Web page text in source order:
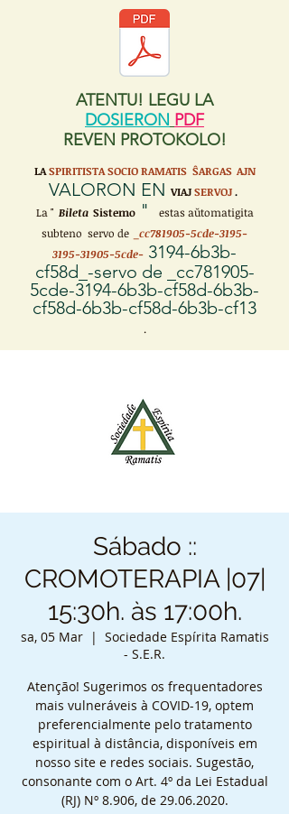
ATENTU! LEGU LA
DOSIERON PDF
REVEN PROTOKOLO!
LA SPIRITISTA SOCIO RAMATIS ŜARGAS AJN
VALORON EN VIAJSERVOJ.
La " Bileta Sistemo"
estas aŭtomatigita
subteno servo de
_cc781905-5cde-3195-
3195-31905-5cde- 3194-6b3b-
cf58d_-servo de _cc781905-
5cde-3194-6b3b-cf58d-6b3b-
cf58d-6b3b-cf58d-6b3b-cf13
.
Sábado ::
CROMOTERAPIA |07|
15:30h. às 17:00h.
sa, 05 Mar
  |
Sociedade Espírita Ramatis
- S.E.R.
Atenção! Sugerimos os frequentadores
mais vulneráveis à COVID-19, optem
preferencialmente pelo tratamento
espiritual à distância, disponíveis em
nosso site e redes sociais. Sugestão,
consonante com o Art. 4º da Lei Estadual
(RJ) Nº 8.906, de 29.06.2020.